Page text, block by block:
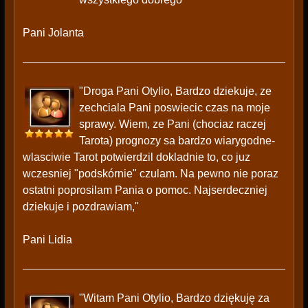
Pani Jolanta
"Droga Pani Otylio, Bardzo dziekuje, ze
zechciala Pani poswiecic czas na moje
sprawy. Wiem, ze Pani (chociaz raczej
Tarota) prognozy sa bardzo wiarygodne-
wlasciwie Tarot potwierdzil dokladnie to, co juz
wczesniej "podskórnie" czulam. Na pewno nie poraz
ostatni poprosilam Pania o pomoc. Najserdeczniej
dziekuje i pozdrawiam,"
Pani Lidia
"Witam Pani Otylio, Bardzo dziękuję za